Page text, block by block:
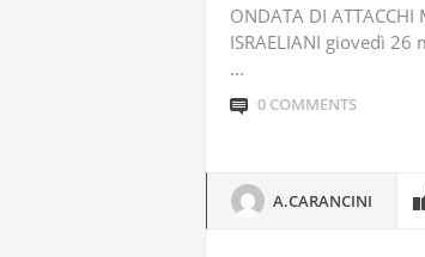
ONDATA DI ATTACCHI
ISRAELIANI giovedì
...
0 COMMENTS
A.CARANCINI